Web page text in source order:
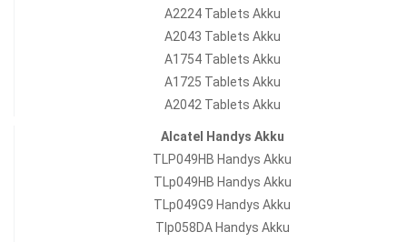
A2224 Tablets Akku
A2043 Tablets Akku
A1754 Tablets Akku
A1725 Tablets Akku
A2042 Tablets Akku
Alcatel Handys Akku
TLP049HB Handys Akku
TLp049HB Handys Akku
TLp049G9 Handys Akku
Tlp058DA Handys Akku